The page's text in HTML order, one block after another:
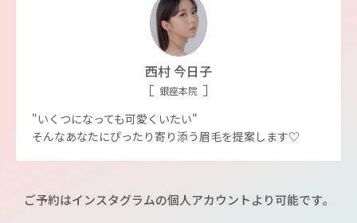
西村 今日子
銀座本院
"いくつになっても可愛くいたい"
そんなあなたにぴったり寄り添う眉毛を提案します♡
ご予約はインスタグラムの個人アカウントより可能です。